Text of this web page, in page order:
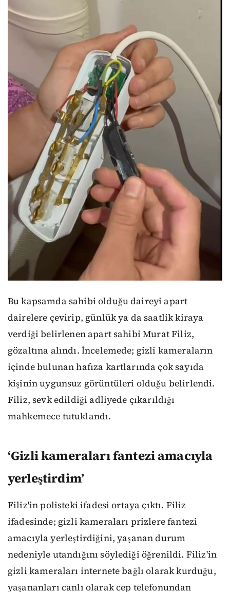
Bu kapsamda sahibi olduğu daireyi apart
dairelere çevirip, günlük ya da saatlik kiraya
verdiği belirlenen apart sahibi Murat Filiz,
gözaltına alındı. İncelemede; gizli kameraların
içinde bulunan hafıza kartlarında çok sayıda
kişinin uygunsuz görüntüleri olduğu belirlendi.
Filiz, sevk edildiği adliyede çıkarıldığı
mahkemece tutuklandı.
‘Gizli kameraları fantezi amacıyla
yerleştirdim’
Filiz'in polisteki ifadesi ortaya çıktı. Filiz
ifadesinde; gizli kameraları prizlere fantezi
amacıyla yerleştirdiğini, yaşanan durum
nedeniyle utandığını söylediği öğrenildi. Filiz'in
gizli kameraları internete bağlı olarak kurduğu,
yaşananları canlı olarak cep telefonundan